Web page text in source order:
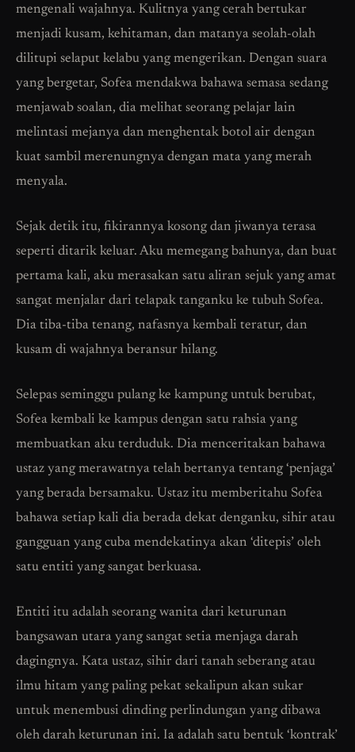
mengenali wajahnya. Kulitnya yang cerah bertukar
menjadi kusam, kehitaman, dan matanya seolah-olah
dilitupi selaput kelabu yang mengerikan. Dengan suara
yang bergetar, Sofea mendakwa bahawa semasa sedang
menjawab soalan, dia melihat seorang pelajar lain
melintasi mejanya dan menghentak botol air dengan
kuat sambil merenungnya dengan mata yang merah
menyala.
Sejak detik itu, fikirannya kosong dan jiwanya terasa
seperti ditarik keluar. Aku memegang bahunya, dan buat
pertama kali, aku merasakan satu aliran sejuk yang amat
sangat menjalar dari telapak tanganku ke tubuh Sofea.
Dia tiba-tiba tenang, nafasnya kembali teratur, dan
kusam di wajahnya beransur hilang.
Selepas seminggu pulang ke kampung untuk berubat,
Sofea kembali ke kampus dengan satu rahsia yang
membuatkan aku terduduk. Dia menceritakan bahawa
ustaz yang merawatnya telah bertanya tentang ‘penjaga’
yang berada bersamaku. Ustaz itu memberitahu Sofea
bahawa setiap kali dia berada dekat denganku, sihir atau
gangguan yang cuba mendekatinya akan ‘ditepis’ oleh
satu entiti yang sangat berkuasa.
Entiti itu adalah seorang wanita dari keturunan
bangsawan utara yang sangat setia menjaga darah
dagingnya. Kata ustaz, sihir dari tanah seberang atau
ilmu hitam yang paling pekat sekalipun akan sukar
untuk menembusi dinding perlindungan yang dibawa
oleh darah keturunan ini. Ia adalah satu bentuk ‘kontrak’